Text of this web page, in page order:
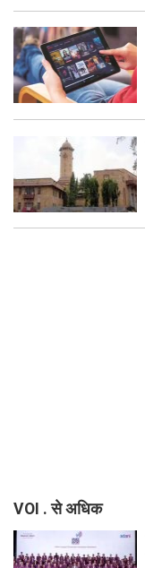
VOI . से अधिक